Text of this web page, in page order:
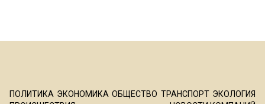
ПОЛИТИКА ЭКОНОМИКА ОБЩЕСТВО ТРАНСПОРТ ЭКОЛОГИЯ